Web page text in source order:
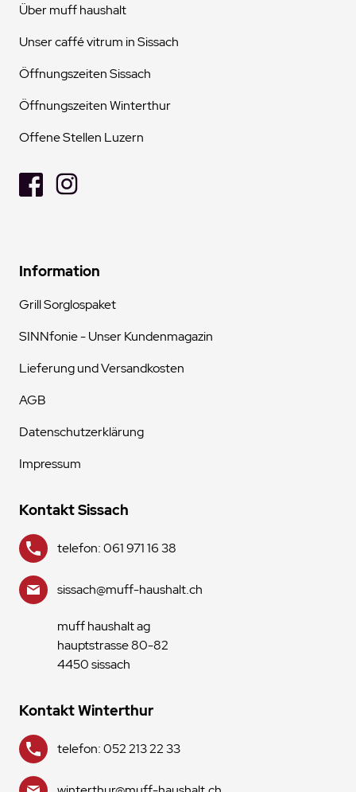
Über muff haushalt
Unser caffé vitrum in Sissach
Öffnungszeiten Sissach
Öffnungszeiten Winterthur
Offene Stellen Luzern
Information
Grill Sorglospaket
SINNfonie - Unser Kundenmagazin
Lieferung und Versandkosten
AGB
Datenschutzerklärung
Impressum
Kontakt Sissach
telefon: 061 971 16 38
sissach@muff-haushalt.ch
muff haushalt ag
hauptstrasse 80-82
4450 sissach
Kontakt Winterthur
telefon: 052 213 22 33